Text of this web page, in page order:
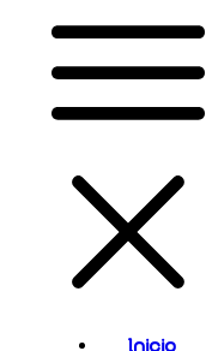
Inicio